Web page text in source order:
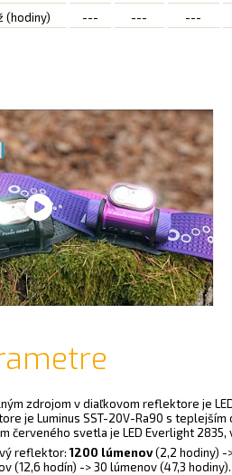
(hodiny)
--- --- ---
zdrojom v diaľkovom reflektore je
je Luminus SST-20V-Ra90 s teplejším
červeného svetla je LED Everlight
reflektor:1200 lúmenov(2,2 hodiny) -
(12,6 hodín) -> 30 lúmenov (47,3 hodiny).